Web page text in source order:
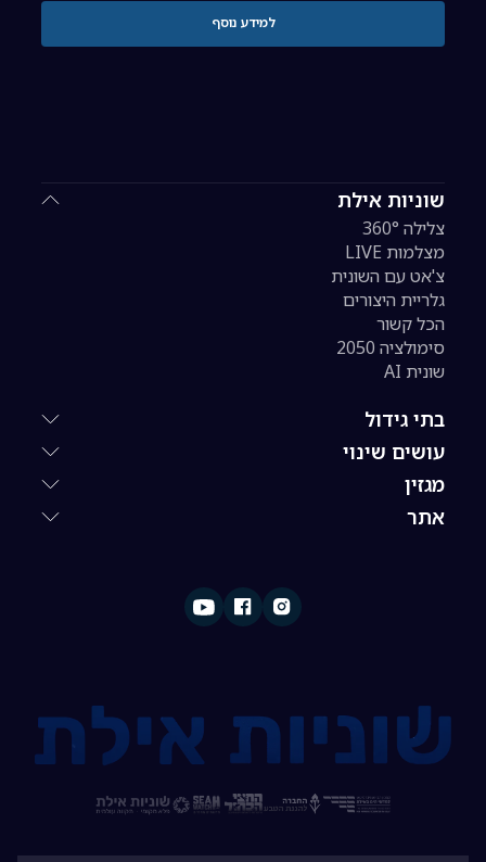
שוניות אילת
צלילה 360°
מצלמות LIVE
צ'אט עם השונית
גלריית היצורים
הכל קשור
סימולציה 2050
שונית AI
בתי גידול
עושים שינוי
מגזין
אתר
למידע נוסף